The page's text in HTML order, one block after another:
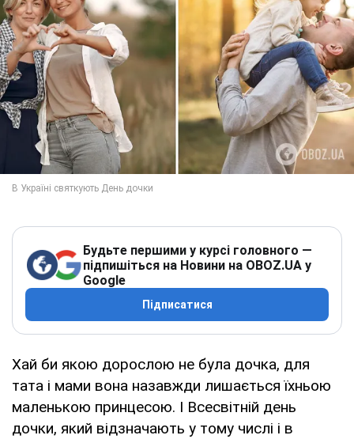
Будьте першими у курсі головного —
підпишіться на Новини на OBOZ.UA у
Google
Підписатися
Хай би якою дорослою не була дочка, для
тата і мами вона назавжди лишається їхньою
маленькою принцесою. І Всесвітній день
дочки, який відзначають у тому числі і в